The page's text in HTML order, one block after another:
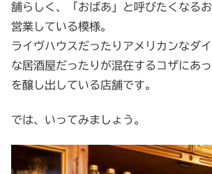
舗らしく、「おばあ」と呼びたくなる
営業している模様。
ライヴハウスだったりアメリカンなダ
な居酒屋だったりが混在するコザにあ
を醸し出している店舗です。
では、いってみましょう。